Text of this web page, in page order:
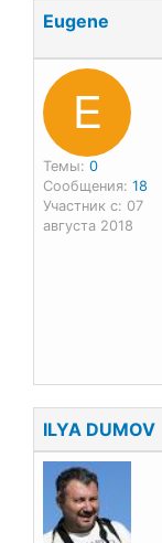
Eugene
E
Темы: 0
Сообщения: 18
Участник с: 07
августа 2018
ILYA DUMOV